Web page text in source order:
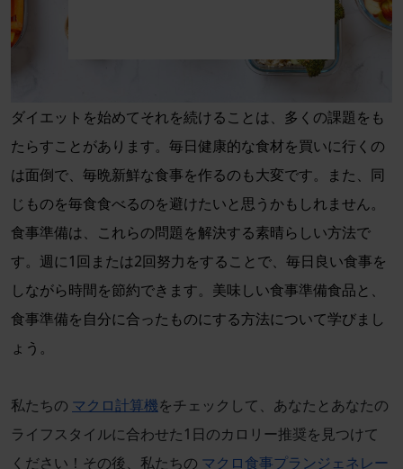
ダイエットを始めてそれを続けることは、多くの課題をも
たらすことがあります。毎日健康的な食材を買いに行くの
は面倒で、毎晩新鮮な食事を作るのも大変です。また、同
じものを毎食食べるのを避けたいと思うかもしれません。
食事準備は、これらの問題を解決する素晴らしい方法で
す。週に1回または2回努力をすることで、毎日良い食事を
しながら時間を節約できます。美味しい食事準備食品と、
食事準備を自分に合ったものにする方法について学びまし
ょう。
私たちの マクロ計算機をチェックして、あなたとあなたの
ライフスタイルに合わせた1日のカロリー推奨を見つけて
ください！その後、私たちの マクロ食事プランジェネレー